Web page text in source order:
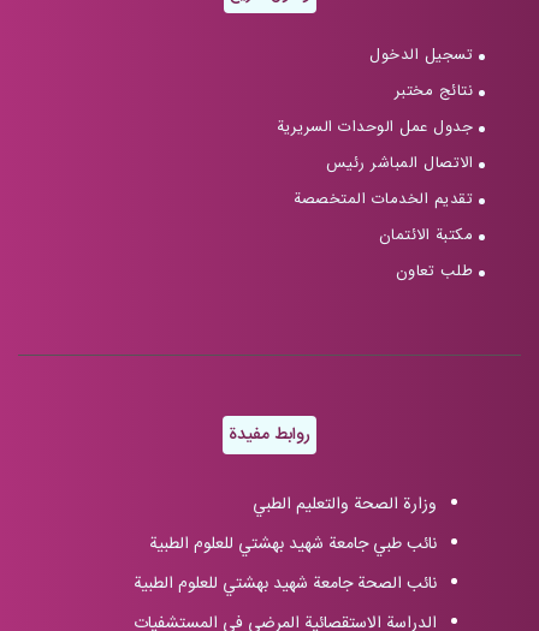
تسجيل الدخول
نتائج مختبر
جدول عمل الوحدات السريرية
الاتصال المباشر رئيس
تقديم الخدمات المتخصصة
مكتبة الائتمان
طلب تعاون
روابط مفيدة
وزارة الصحة والتعليم الطبي
نائب طبي جامعة شهيد بهشتي للعلوم الطبية
نائب الصحة جامعة شهيد بهشتي للعلوم الطبية
الدراسة الاستقصائية المرضى في المستشفيات